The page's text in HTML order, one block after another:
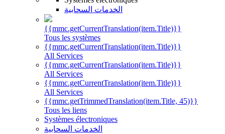
الخدمات السحابية
{{mmc.getCurrentTranslation(item.Title)}}
Tous les systèmes
{{mmc.getCurrentTranslation(item.Title)}}
All Services
{{mmc.getCurrentTranslation(item.Title)}}
All Services
{{mmc.getCurrentTranslation(item.Title)}}
All Services
{{mmc.getTrimmedTranslation(item.Title, 45)}}
Tous les liens
Systèmes électroniques
الخدمات السحابية